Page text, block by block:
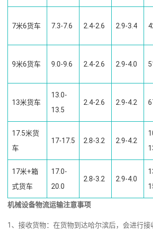
7米6货车 7.3-7.6 2.4-2.6 2.9-3.4
9米6货车 9.0-9.6 2.4-2.6 2.9-4.0
13米货车
13.0-
13.5
2.4-2.6 2.9-4.2
17.5米货
车
17-17.5 2.8-3.2 2.9-4.2
17米+箱
式货车
17.0-
20.0
2.8-3.2 2.9-4.0
机械设备物流运输注意事项
1、接收货物：在货物到达哈尔滨后，会进行接